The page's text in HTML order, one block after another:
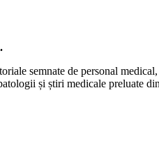
semnate de personal
și știri medicale preluate